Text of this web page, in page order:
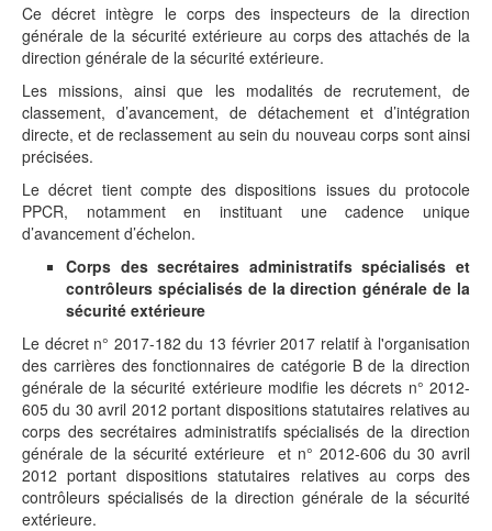
Ce décret intègre le corps des inspecteurs de la direction
générale de la sécurité extérieure au corps des attachés de la
direction générale de la sécurité extérieure.
Les missions, ainsi que les modalités de recrutement, de
classement, d’avancement, de détachement et d’intégration
directe, et de reclassement au sein du nouveau corps sont ainsi
précisées.
Le décret tient compte des dispositions issues du protocole
PPCR, notamment en instituant une cadence unique
d’avancement d’échelon.
Corps des secrétaires administratifs spécialisés et
contrôleurs spécialisés de la direction générale de la
sécurité extérieure
Le décret n° 2017-182 du 13 février 2017 relatif à l'organisation
des carrières des fonctionnaires de catégorie B de la direction
générale de la sécurité extérieure modifie les décrets n° 2012-
605 du 30 avril 2012 portant dispositions statutaires relatives au
corps des secrétaires administratifs spécialisés de la direction
générale de la sécurité extérieure et n° 2012-606 du 30 avril
2012 portant dispositions statutaires relatives au corps des
contrôleurs spécialisés de la direction générale de la sécurité
extérieure.